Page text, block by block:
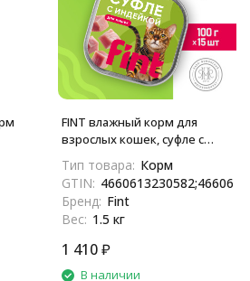
14
FINT влажный корм для
взрослых кошек, суфле с
г х 15 шт
Тип товара: Корм
GTIN:
Бренд: Fint
Вес: 1.5 кг
1 410₽
В наличии